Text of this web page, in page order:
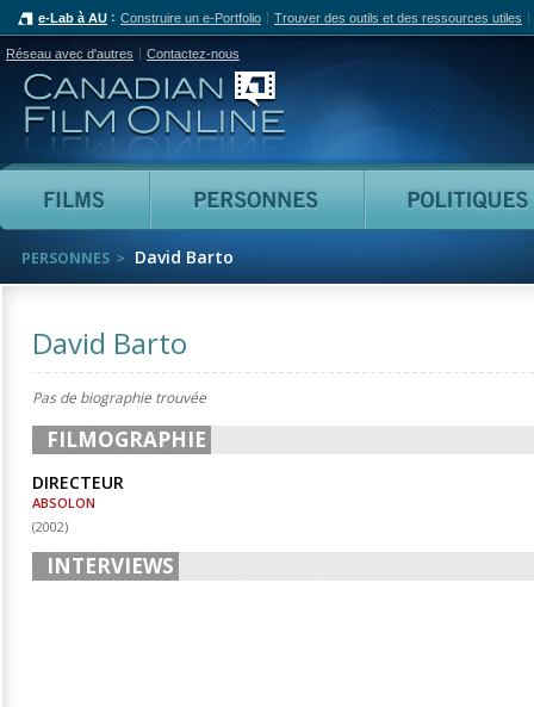
e-Lab à AU Construire un e-Portfolio Trouver des outils et des ressources utiles
Réseau avec d'autres Contactez-nous
Canadian Film Online
Films Personnes
PERSONNES David Barto
David Barto
Pas de biographie trouvée
FILMOGRAPHIE
DIRECTEUR
ABSOLON
(2002)
INTERVIEWS